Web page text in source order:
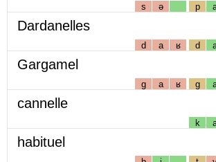
s ə p
Dardanelles
d a ʁ d
Gargamel
g a ʁ g
cannelle
k
habituel